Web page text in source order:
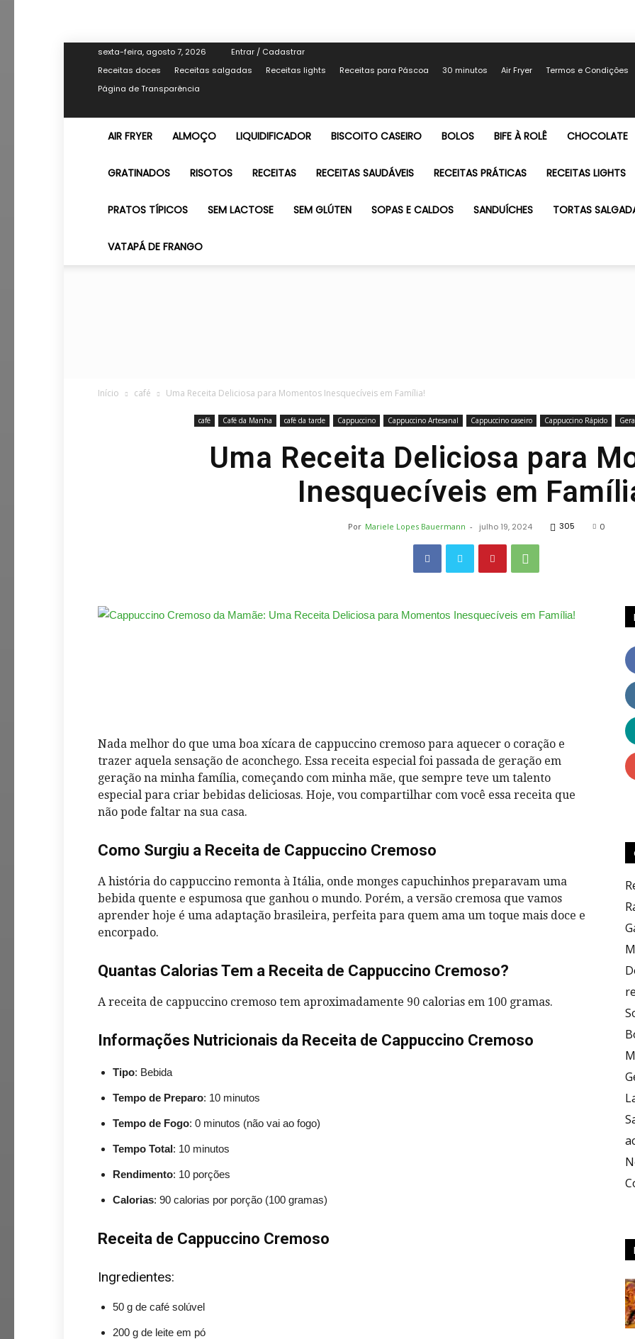
sexta-feira, agosto 7, 2026
Entrar / Cadastrar
Receitas doces
Receitas salgadas Receitas lights Receitas para Páscoa 30 minutos Air Fryer
Termos e Condições
Página de Transparência
AIR FRYER ALMOÇO LIQUIDIFICADOR BISCOITO CASEIRO BOLOS BIFE À ROLÊ CHOCOLATE
GRATINADOS RISOTOS RECEITAS RECEITAS SAUDÁVEIS RECEITAS PRÁTICAS RECEITAS LIGHTS
PRATOS TÍPICOS SEM LACTOSE SEM GLÚTEN SOPAS E CALDOS SANDUÍCHES TORTAS
VATAPÁ DE FRANGO
Deliciosas
Início café Uma Receita Deliciosa para Momentos Inesquecíveis em Família!
café Café da Manha café da tarde Cappuccino Cappuccino Artesanal Cappuccino caseiro Cappuccino Rápido
Uma Receita Deliciosa para
Inesquecíveis em
Por Mariele Lopes Bauermann - julho 19, 2024 305 0
Nada melhor do que uma boa xícara de cappuccino cremoso para aquecer o coração e
trazer aquela sensação de aconchego. Essa receita especial foi passada de geração em
geração na minha família, começando com minha mãe, que sempre teve um talento
especial para criar bebidas deliciosas. Hoje, vou compartilhar com você essa receita que
não pode faltar na sua casa.
Como Surgiu a Receita de Cappuccino Cremoso
A história do cappuccino remonta à Itália, onde monges capuchinhos preparavam uma
bebida quente e espumosa que ganhou o mundo. Porém, a versão cremosa que vamos
aprender hoje é uma adaptação brasileira, perfeita para quem ama um toque mais doce e
encorpado.
Quantas Calorias Tem a Receita de Cappuccino Cremoso?
A receita de cappuccino cremoso tem aproximadamente 90 calorias em 100 gramas.
Informações Nutricionais da Receita de Cappuccino Cremoso
Tipo: Bebida
Tempo de Preparo: 10 minutos
Tempo de Fogo: 0 minutos (não vai ao fogo)
Tempo Total: 10 minutos
Rendimento: 10 porções
Calorias: 90 calorias por porção (100 gramas)
Receita de Cappuccino Cremoso
Ingredientes:
50 g de café solúvel
200 g de leite em pó